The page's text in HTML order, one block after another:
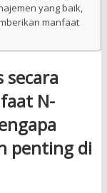
yang baik,
manfaat
N-
penting di